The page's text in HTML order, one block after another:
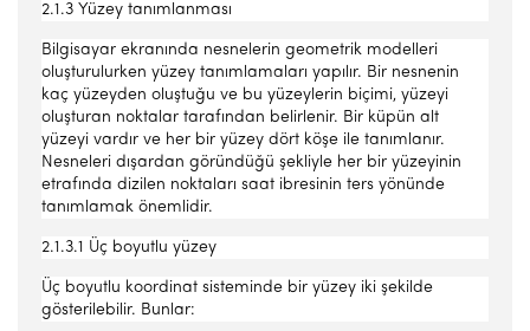
2.1.3 Yüzey tanımlanması
Bilgisayar ekranında nesnelerin geometrik modelleri
oluşturulurken yüzey tanımlamaları yapılır. Bir nesnenin
kaç yüzeyden oluştuğu ve bu yüzeylerin biçimi, yüzeyi
oluşturan noktalar tarafından belirlenir. Bir küpün alt
yüzeyi vardır ve her bir yüzey dört köşe ile tanımlanır.
Nesneleri dışardan göründüğü şekliyle her bir yüzeyinin
etrafında dizilen noktaları saat ibresinin ters yönünde
tanımlamak önemlidir.
2.1.3.1 Üç boyutlu yüzey
Üç boyutlu koordinat sisteminde bir yüzey iki şekilde
gösterilebilir. Bunlar: